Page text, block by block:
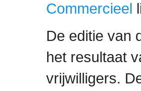
Commercieel
De editie van
het resultaat
vrijwilligers.